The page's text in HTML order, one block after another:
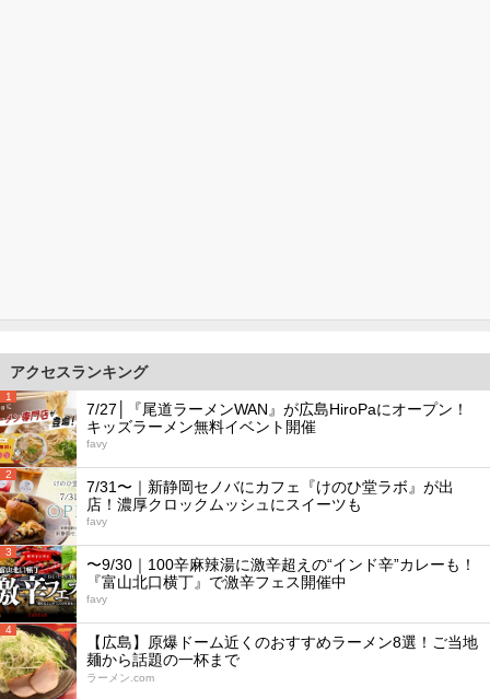
アクセスランキング
1
7/27│『尾道ラーメンWAN』が広島HiroPaにオープン！
キッズラーメン無料イベント開催
favy
2
7/31〜｜新静岡セノバにカフェ『けのひ堂ラボ』が出
店！濃厚クロックムッシュにスイーツも
favy
3
〜9/30｜100辛麻辣湯に激辛超えの“インド辛”カレーも！
『富山北口横丁』で激辛フェス開催中
favy
4
【広島】原爆ドーム近くのおすすめラーメン8選！ご当地
麺から話題の一杯まで
ラーメン.com